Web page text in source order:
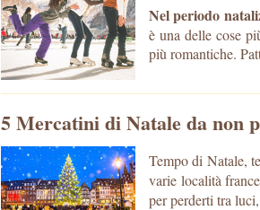
Nel periodo
è una delle cose
più romantiche.
5 Mercatini di Natale da non
Tempo di Natale,
varie località
per perderti tra